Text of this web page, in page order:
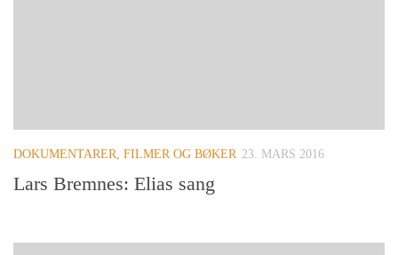
DOKUMENTARER, FILMER OG BØKER 23. MARS 2016
Lars Bremnes: Elias sang